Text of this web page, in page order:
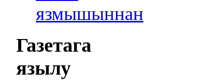
язмышыннан
Газетага
язылу